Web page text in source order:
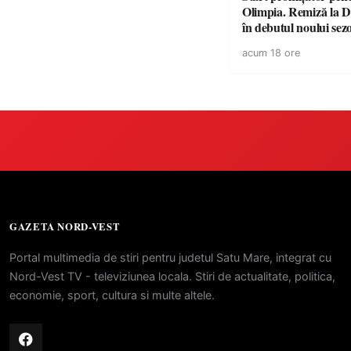
Olimpia. Remiză la
în debutul noului
acum 18 ore
GAZETA NORD-VEST
Portal multimedia de stiri pentru judetul Satu Mare, integrat cu
Nord-Vest TV - televiziunea locala. Stiri de actualitate, politica,
economie, sport, cultura si multe altele.